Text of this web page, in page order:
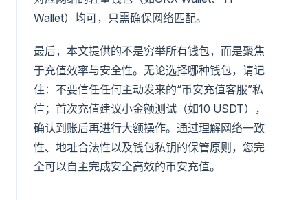
Wallet）均可，只需确保网络匹配。
最后，本文提供的不是穷举所有钱包，而是聚焦
于充值效率与安全性。无论选择哪种钱包，请记
住：不要信任任何主动发来的“币安充值客服”私
信；首次充值建议小金额测试（如10 USDT），
确认到账后再进行大额操作。通过理解网络一致
性、地址合法性以及钱包私钥的保管原则，您完
全可以自主完成安全高效的币安充值。